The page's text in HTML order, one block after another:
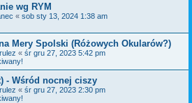
wg RYM
« sob sty 13, 2024 1:38 am
Mery Spolski (Różowych Okularów?)
« śr gru 27, 2023 5:42 pm
- Wśród nocnej ciszy
« śr gru 27, 2023 2:30 pm